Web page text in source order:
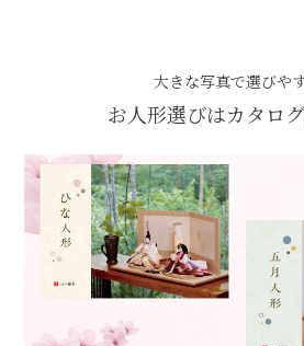
大きな写真で選びや
お人形選びはカタロ